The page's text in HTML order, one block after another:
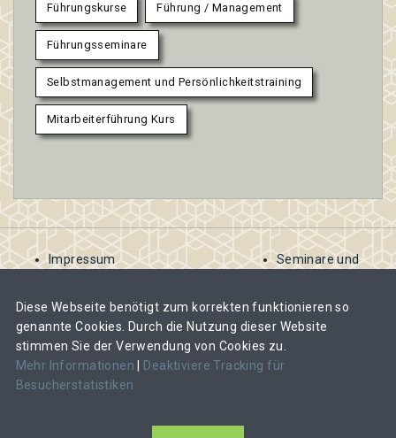
Führungskurse Führung / Management
Führungsseminare
Selbstmanagement und Persönlichkeitstraining
Mitarbeiterführung Kurs
Impressum
Kontakt
Datenschutzbestimmungen
Seminare und
ausschreiben
Abomodelle für
Veranstalter-
CAS, DAS oder MAS-Lehrgang ausschreiben
Diese Webseite benötigt zum korrekten funktionieren so
genannte Cookies. Durch die Nutzung dieser Website
stimmen Sie der Verwendung von Cookies zu.
Mehr Informationen
Deaktiviere Tracking für
Besucherstatistiken